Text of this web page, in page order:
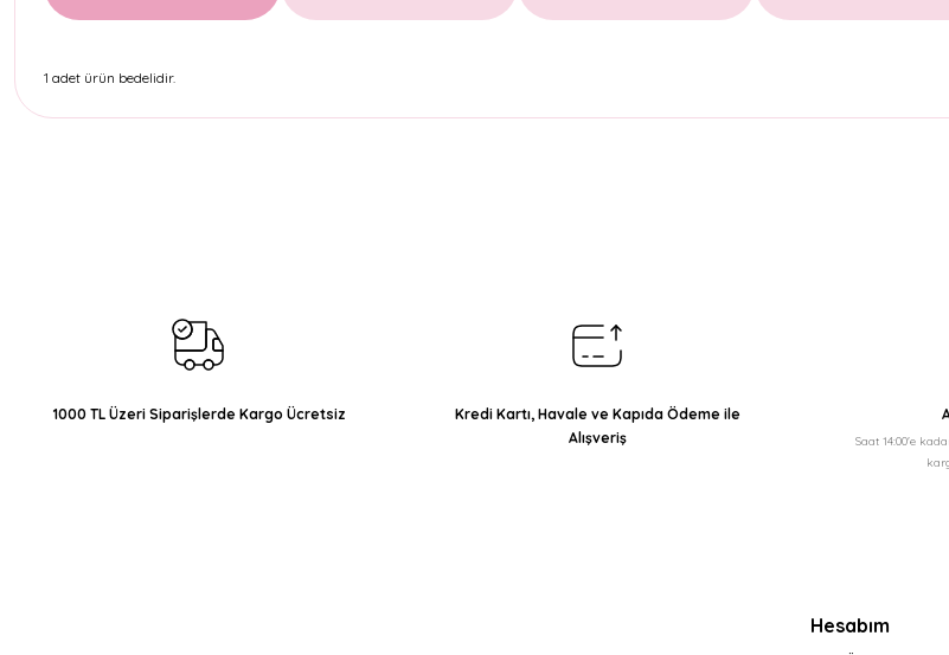
1 adet ürün bedelidir.
Ürün fiyatı diğer sitelerden daha pahalı.
Bu ürüne benzer farklı alternatifler olmalı.
1000 TL Üzeri Siparişlerde Kargo Ücretsiz
Kredi Kartı, Havale ve Kapıda Ödeme ile
Alışveriş
Saat 14:00'e
Hesabım